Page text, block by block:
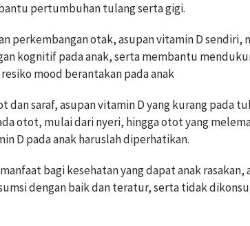
pertumbuhan tulang serta gigi.
perkembangan otak, asupan vitamin D sendiri,
kognitif pada anak, serta membantu
mood berantakan pada anak
dan saraf, asupan vitamin D yang kurang pada
otot, mulai dari nyeri, hingga otot yang
D pada anak haruslah diperhatikan.
bagi kesehatan yang dapat anak rasakan,
dengan baik dan teratur, serta tidak